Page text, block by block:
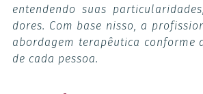
entendendo suas
dores. Com base nisso, a
abordagem terapêutica conforme
de cada pessoa.